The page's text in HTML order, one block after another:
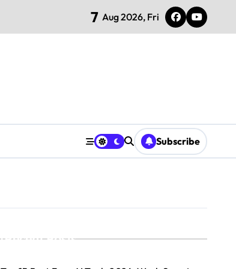
7 Aug 2026, Fri
Subscribe
Recent Posts